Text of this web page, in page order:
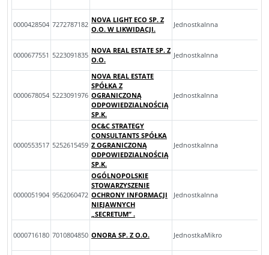
0000428504 7272787182
NOVA LIGHT ECO SP. Z
O.O. W LIKWIDACJI.
JednostkaInna
0000677551 5223091835
NOVA REAL ESTATE SP. Z
O.O.
JednostkaInna
0000678054 5223091976
NOVA REAL ESTATE
SPÓŁKA Z
OGRANICZONĄ
ODPOWIEDZIALNOŚCIĄ
SP.K.
JednostkaInna
0000553517 5252615459
OC&C STRATEGY
CONSULTANTS SPÓŁKA
Z OGRANICZONĄ
ODPOWIEDZIALNOŚCIĄ
SP.K.
JednostkaInna
0000051904 9562060472
OGÓLNOPOLSKIE
STOWARZYSZENIE
OCHRONY INFORMACJI
NIEJAWNYCH
„SECRETUM” .
JednostkaInna
0000716180 7010804850 ONORA SP. Z O.O. JednostkaMikro